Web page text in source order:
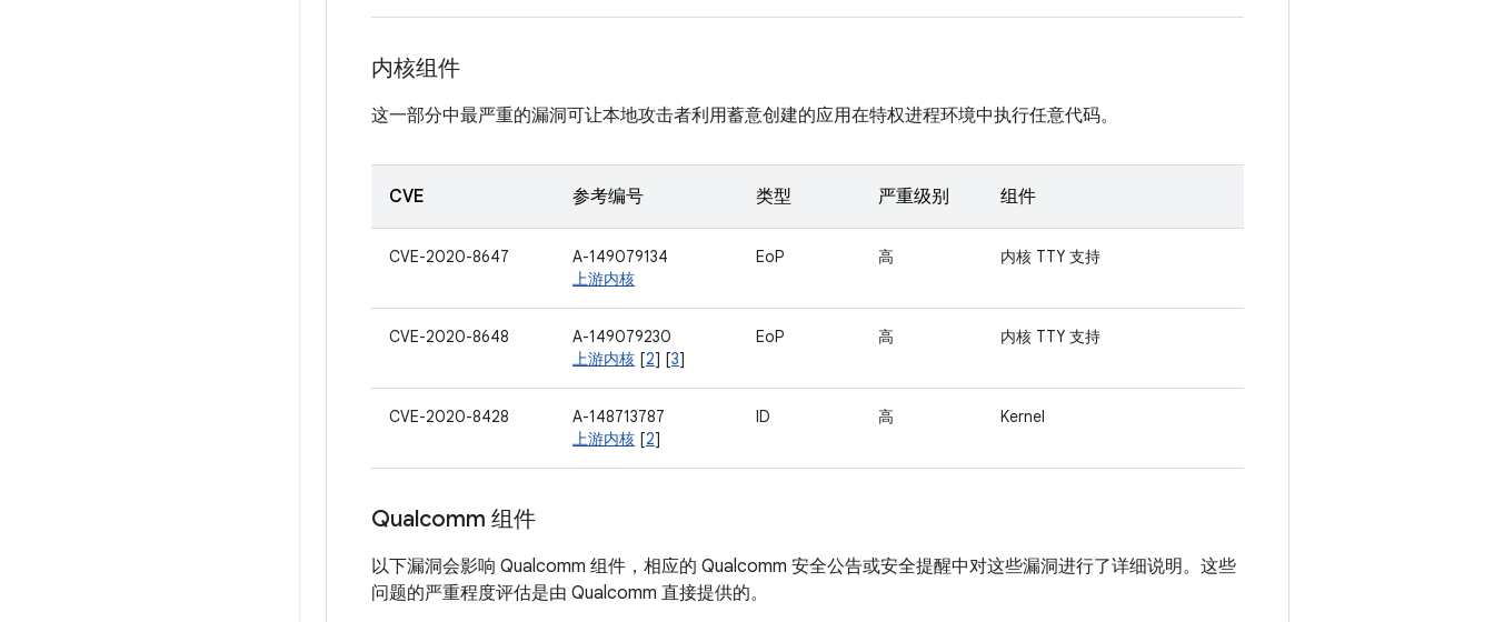
内核组件
这一部分中最严重的漏洞可让本地攻击者利用蓄意创建的应用在特权进程环境中执行任意代码。
CVE 参考编号 类型 严重级别 组件
CVE-2020-8647
A-149079134
上游内核
EoP 高 内核 TTY 支持
CVE-2020-8648
A-149079230
上游内核 [2] [3]
EoP 高 内核 TTY 支持
CVE-2020-8428
A-148713787
上游内核 [2]
ID 高 Kernel
Qualcomm 组件
以下漏洞会影响 Qualcomm 组件，相应的 Qualcomm 安全公告或安全提醒中对这些漏洞进行了详细说明。这些
问题的严重程度评估是由 Qualcomm 直接提供的。